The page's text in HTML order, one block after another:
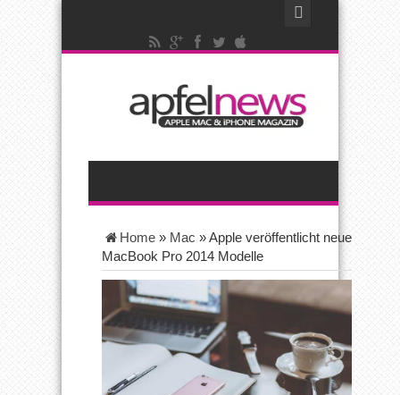
Home » Mac »Apple veröffentlicht neue
MacBook Pro 2014 Modelle